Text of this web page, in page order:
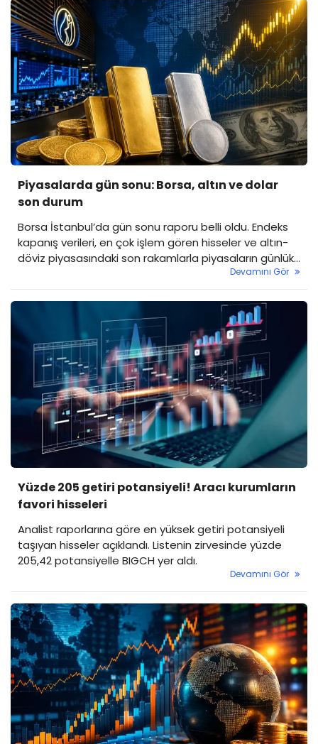
Piyasalarda gün sonu: Borsa, altın ve dolar
son durum
Borsa İstanbul’da gün sonu raporu belli oldu. Endeks
kapanış verileri, en çok işlem gören hisseler ve altın-
döviz piyasasındaki son rakamlarla piyasaların günlük
Devamını Gör
Yüzde 205 getiri potansiyeli! Aracı kurumların
favori hisseleri
Analist raporlarına göre en yüksek getiri potansiyeli
taşıyan hisseler açıklandı. Listenin zirvesinde yüzde
205,42 potansiyelle BIGCH yer aldı.
Devamını Gör